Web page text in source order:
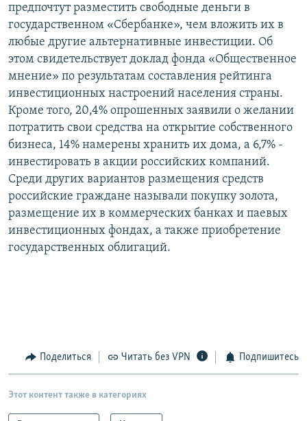
поиску
СЕВЕР.РЕАЛИИ
СИБИРЬ.РЕАЛИИ
РАСПИСАНИЕ ВЕЩАНИЯ
ПОДПИШИТЕСЬ НА РАССЫЛКУ
СОЦИАЛЬНЫЕ СЕТИ
Все сайты РСЕ/РС
предпочтут разместить свободные деньги в
государственном «Сбербанке», чем вложить их в
любые другие альтернативные инвестиции. Об
этом свидетельствует доклад фонда «Общественное
мнение» по результатам составления рейтинга
инвестиционных настроений населения страны.
Кроме того, 20,4% опрошенных заявили о желании
потратить свои средства на открытие собственного
бизнеса, 14% намерены хранить их дома, а 6,7% -
инвестировать в акции российских компаний.
Среди других вариантов размещения средств
российские граждане называли покупку золота,
размещение их в коммерческих банках и паевых
инвестиционных фондах, а также приобретение
государственных облигаций.
Поделиться Читать без VPN Подпишитесь
Этот контент также в категориях